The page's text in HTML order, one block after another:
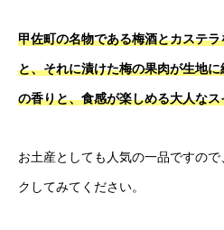
甲佐町の名物である梅酒とカステ
と、それに漬けた梅の果肉が生地
の香りと、食感が楽しめる大人な
お土産としても人気の一品ですの
クしてみてください。